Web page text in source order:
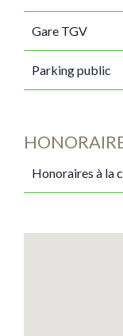
Gare TGV
Parking public
Honoraires à la